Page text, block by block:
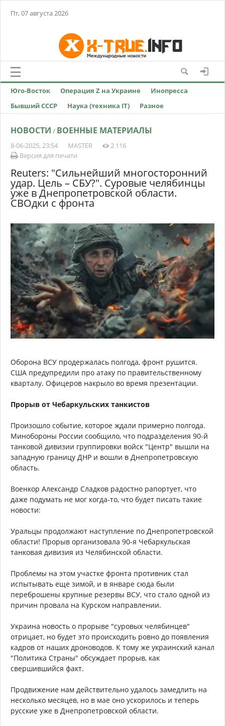
Пт, 07 августа 2026
Юго-Восток Операция Z на Украине
Инопресса
Бывший СССР
Наука (техника IT) Разное
НОВОСТИ / ВОЕННЫЕ МАТЕРИАЛЫ
8-06-2025, 23:54 MASTER
2 116
Версия для печати
Reuters: "Сильнейший многосторонний
удар. Цель – СБУ?". Суровые челябинцы
уже в Днепропетровской области.
СВОдки с фронта
Оборона ВСУ продержалась полгода, фронт рушится.
США предупредили про атаку по правительственному
кварталу. Офицеров накрыло во время презентации.
Прорыв от Чебаркульских танкистов
Произошло событие, которое ждали примерно полгода.
Минобороны России сообщило, что подразделения 90-й
танковой дивизии группировки войск "Центр" вышли на
западную границу ДНР и вошли в Днепропетровскую
область.
Военкор Александр Сладков радостно рапортует, что
даже подумать не мог когда-то, что будет писать такие
новости:
Уральцы продолжают наступление по Днепропетровской
области! Прорыв организовала 90-я Чебаркульская
танковая дивизия из Челябинской области.
Проблемы на этом участке фронта противник стал
испытывать еще зимой, и в январе сюда были
переброшены крупные резервы ВСУ, что стало одной из
причин провала на Курском направлении.
Украина новость о прорыве "суровых челябинцев"
отрицает, но будет это происходить ровно до появления
кадров от наших дроноводов. К тому же украинский канал
"Политика Страны" обсуждает прорыв, как
свершившийся факт.
Продвижение нам действительно удалось замедлить на
несколько месяцев, но в мае оно ускорилось и теперь
русские уже в Днепропетровской области.